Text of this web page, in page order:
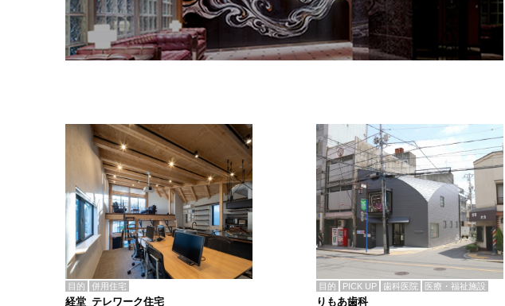
目的 併用住宅
経堂_テレワーク住宅
目的 PICK UP 歯科医院 医療・福祉施設
りもあ歯科